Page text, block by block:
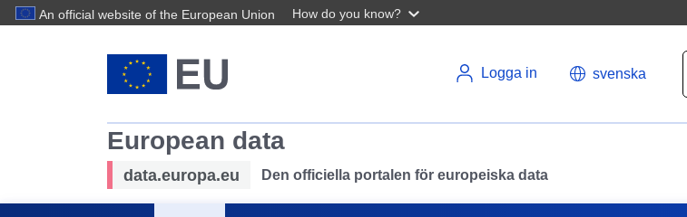
An official website of the European Union How do you know?
Logga in svenska
European data
data.europa.eu Den officiella portalen för europeiska data